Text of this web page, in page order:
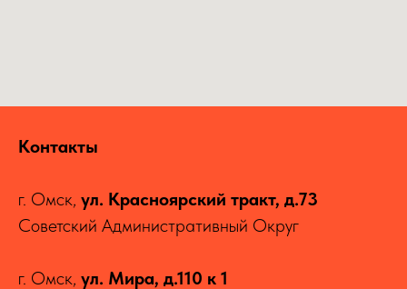
Контакты
г. Омск, ул. Красноярский тракт, д.73
Советский Административный Округ
г. Омск, ул. Мира, д.110 к 1